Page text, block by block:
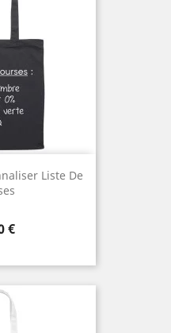
Liste De
€